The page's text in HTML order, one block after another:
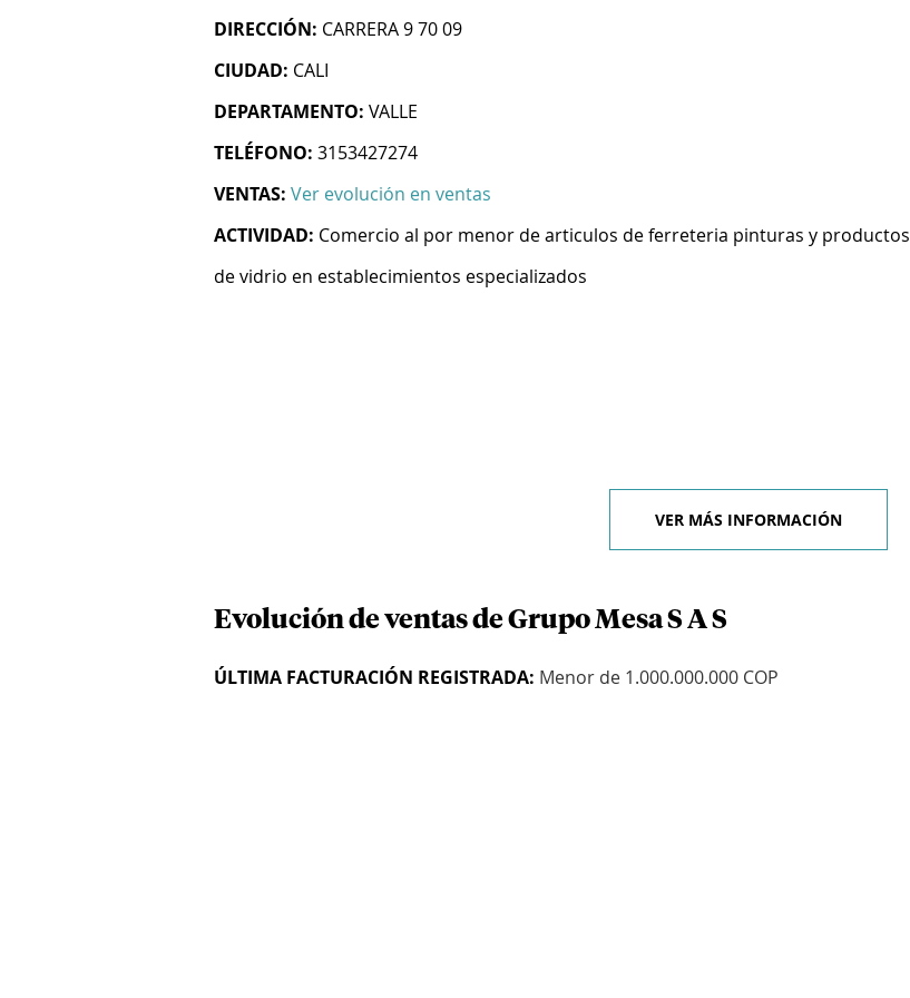
DIRECCIÓN: CARRERA 9 70 09
CIUDAD: CALI
DEPARTAMENTO: VALLE
TELÉFONO: 3153427274
VENTAS: Ver evolución en ventas
ACTIVIDAD: Comercio al por menor de articulos de ferreteria pinturas y productos
de vidrio en establecimientos especializados
VER MÁS INFORMACIÓN
Evolución de ventas de Grupo Mesa S A S
ÚLTIMA FACTURACIÓN REGISTRADA: Menor de 1.000.000.000 COP